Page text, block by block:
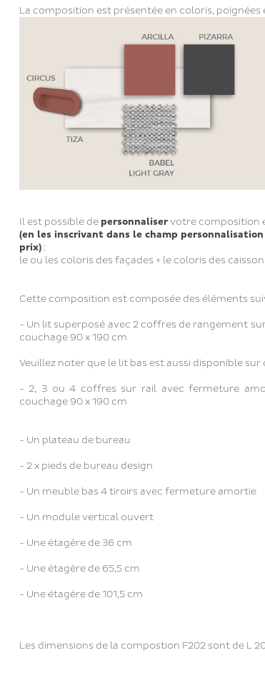
La composition est présentée en coloris, poignées
Il est possible de personnaliservotre composition
(en les inscrivant dans le champ
prix):
le ou les coloris des façades + le coloris des
Cette composition est composée des éléments
- Un lit superposé avec 2 coffres de rangement
couchage 90 x 190 cm
Veuillez noter que le lit bas est aussi disponible sur
- 2, 3 ou 4 coffres sur rail avec fermeture
couchage 90 x 190 cm
- Un plateau de bureau
- 2 x pieds de bureau design
- Un meuble bas 4 tiroirs avec fermeture amortie
- Un module vertical ouvert
- Une étagère de 36 cm
- Une étagère de 65,5 cm
- Une étagère de 101,5 cm
Les dimensions de la compostion F202 sont de L